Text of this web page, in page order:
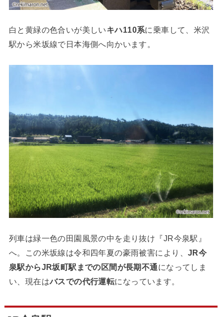
白と黄緑の色合いが美しいキハ110系に乗車して、米沢
駅から米坂線で日本海側へ向かいます。
列車は緑一色の田園風景の中を走り抜け『JR今泉駅』
へ。この米坂線は令和四年夏の豪雨被害により、 JR今
泉駅からJR坂町駅までの区間が長期不通になってしま
い、現在はバスでの代行運転になっています。